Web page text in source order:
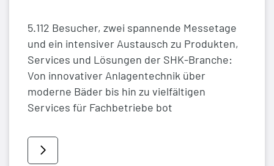
5.112 Besucher, zwei spannende Messetage
und ein intensiver Austausch zu Produkten,
Services und Lösungen der SHK-Branche:
Von innovativer Anlagentechnik über
moderne Bäder bis hin zu vielfältigen
Services für Fachbetriebe bot